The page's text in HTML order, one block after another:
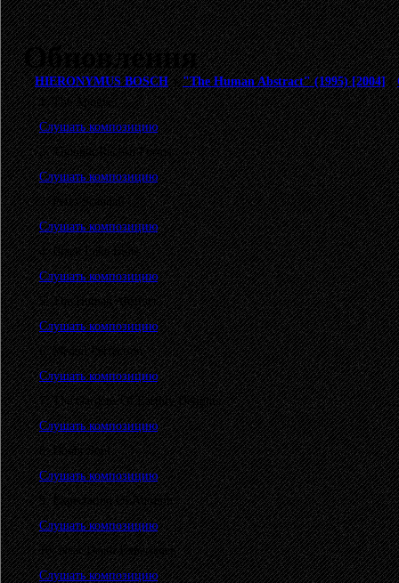
Обновления
HIERONYMUS BOSCH>"The Human Abstract" (1995) [2004](
1. The Apogee
Слушать композицию
2. Thought Racism Forms
Слушать композицию
3. Petra Scandali
Слушать композицию
4. Black Lake Blues
Слушать композицию
5. The Human Abstract
Слушать композицию
6. Mental Perfection
Слушать композицию
7. The Gardens Of Earthly Delights
Слушать композицию
8. Doubt Soul
Слушать композицию
9. Expectation Of Autumn
Слушать композицию
10. Near Death Experience
Слушать композицию